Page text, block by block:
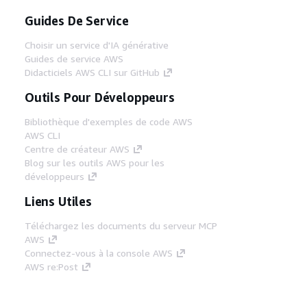
Guides De Service
Choisir un service d'IA générative
Guides de service AWS
Didacticiels AWS CLI sur GitHub
Outils Pour Développeurs
Bibliothèque d'exemples de code AWS
AWS CLI
Centre de créateur AWS
Blog sur les outils AWS pour les
développeurs
Liens Utiles
Téléchargez les documents du serveur MCP
AWS
Connectez-vous à la console AWS
AWS re:Post